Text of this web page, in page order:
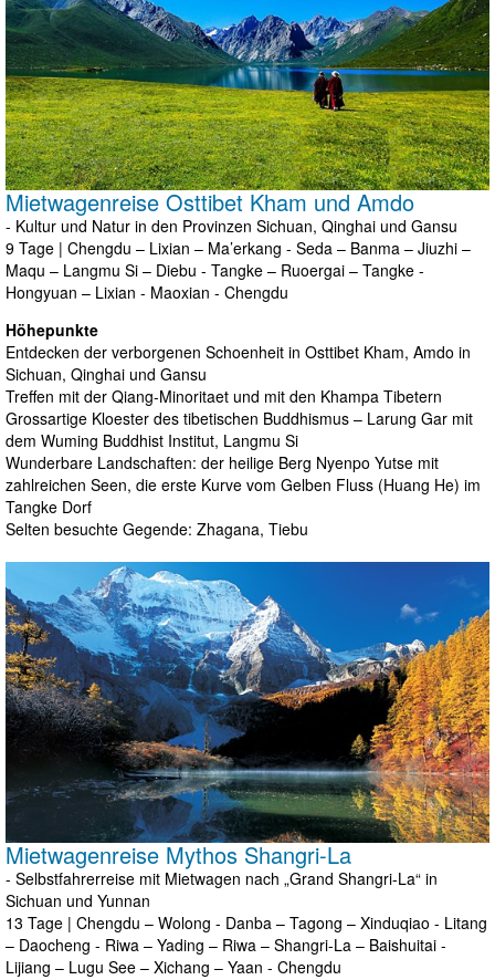
Mietwagenreise Osttibet Kham und Amdo
- Kultur und Natur in den Provinzen Sichuan, Qinghai und Gansu
9 Tage | Chengdu – Lixian – Ma’erkang - Seda – Banma – Jiuzhi –
Maqu – Langmu Si – Diebu - Tangke – Ruoergai – Tangke -
Hongyuan – Lixian - Maoxian - Chengdu
Höhepunkte
Entdecken der verborgenen Schoenheit in Osttibet Kham, Amdo in
Sichuan, Qinghai und Gansu
Treffen mit der Qiang-Minoritaet und mit den Khampa Tibetern
Grossartige Kloester des tibetischen Buddhismus – Larung Gar mit
dem Wuming Buddhist Institut, Langmu Si
Wunderbare Landschaften: der heilige Berg Nyenpo Yutse mit
zahlreichen Seen, die erste Kurve vom Gelben Fluss (Huang He) im
Tangke Dorf
Selten besuchte Gegende: Zhagana, Tiebu
Mietwagenreise Mythos Shangri-La
- Selbstfahrerreise mit Mietwagen nach „Grand Shangri-La“ in
Sichuan und Yunnan
13 Tage | Chengdu – Wolong - Danba – Tagong – Xinduqiao - Litang
– Daocheng - Riwa – Yading – Riwa – Shangri-La – Baishuitai -
Lijiang – Lugu See – Xichang – Yaan - Chengdu